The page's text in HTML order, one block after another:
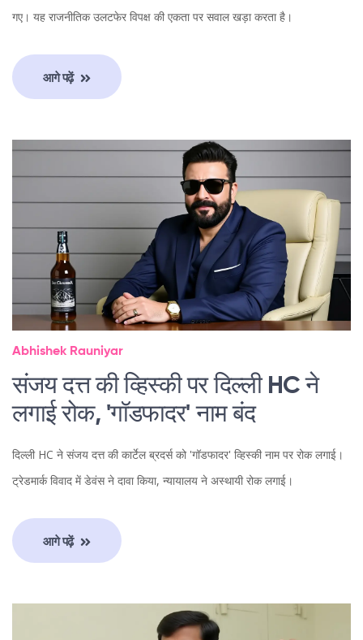
गए। यह राजनीतिक उलटफेर विपक्ष की एकता पर सवाल खड़ा करता है।
आगे पढ़ें
Abhishek Rauniyar
संजय दत्त की व्हिस्की पर दिल्ली HC ने
लगाई रोक, 'गॉडफादर' नाम बंद
दिल्ली HC ने संजय दत्त की कार्टेल ब्रदर्स को 'गॉडफादर' व्हिस्की नाम पर रोक लगाई।
ट्रेडमार्क विवाद में डेवंस ने दावा किया, न्यायालय ने अस्थायी रोक लगाई।
आगे पढ़ें